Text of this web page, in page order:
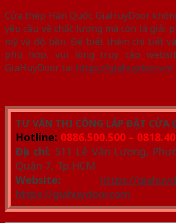
Cửa thép Hàn Quốc GiaHuyDoor
yêu cầu về chất lượng mà còn là giải
mỹ và độ bền. Để biết thêm chi tiết
phù hợp, vui lòng truy cập
GiaHuyDoor tại https://giahuydoor.vn/.
TƯ VẤN THI CÔNG LẮP ĐẶT CỬA
Hotline: 0886.500.500 –
Địa chỉ: 511 Lê Văn Lương,
Quận 7, Tp.HCM
Website:
https://
https://giahuydoor.com